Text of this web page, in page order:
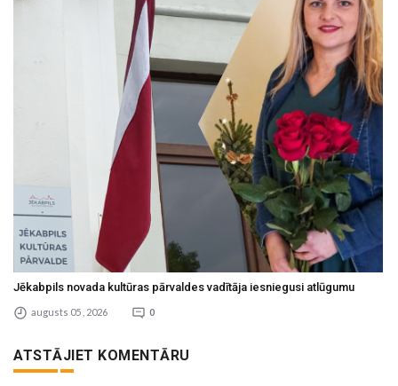
Jēkabpils novada kultūras pārvaldes vadītāja iesniegusi atlūgumu
augusts 05 , 2026 0
ATSTĀJIET KOMENTĀRU